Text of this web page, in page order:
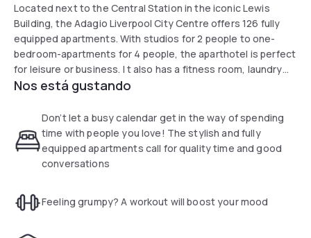
Located next to the Central Station in the iconic Lewis
Building, the Adagio Liverpool City Centre offers 126 fully
equipped apartments. With studios for 2 people to one-
bedroom-apartments for 4 people, the aparthotel is perfect
for leisure or business. I t also has a fitness room, laundry
and two meeting rooms and offers a full range of services
Nos está gustando
Don’t let a busy calendar get in the way of spending
time with people you love! The stylish and fully
equipped apartments call for quality time and good
conversations
Feeling grumpy? A workout will boost your mood